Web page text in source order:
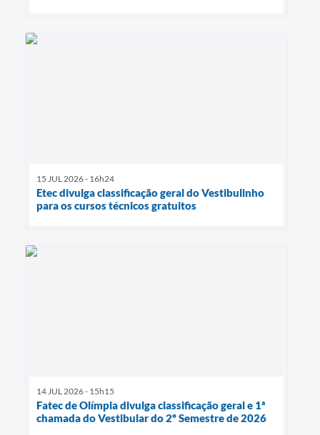
15 JUL 2026 - 16h24
Etec divulga classificação geral do Vestibulinho
para os cursos técnicos gratuitos
14 JUL 2026 - 15h15
Fatec de Olímpia divulga classificação geral e 1ª
chamada do Vestibular do 2º Semestre de 2026